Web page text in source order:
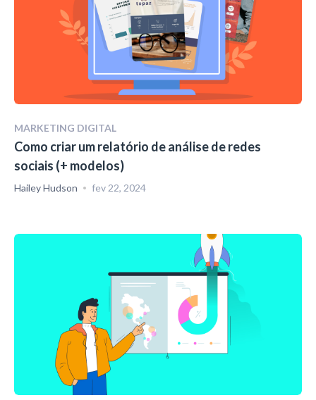
MARKETING DIGITAL
Como criar um relatório de análise de redes
sociais (+ modelos)
Hailey Hudson fev 22, 2024